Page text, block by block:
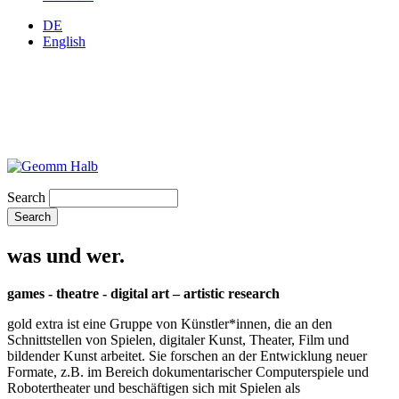
DE
English
Search
was und wer.
games - theatre - digital art – artistic research
gold extra ist eine Gruppe von Künstler*innen, die an den
Schnittstellen von Spielen, digitaler Kunst, Theater, Film und
bildender Kunst arbeitet. Sie forschen an der Entwicklung neuer
Formate, z.B. im Bereich dokumentarischer Computerspiele und
Robotertheater und beschäftigen sich mit Spielen als